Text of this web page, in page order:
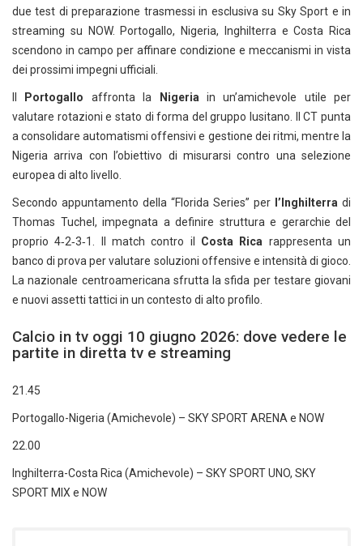
due test di preparazione trasmessi in esclusiva su Sky Sport e in
streaming su NOW. Portogallo, Nigeria, Inghilterra e Costa Rica
scendono in campo per affinare condizione e meccanismi in vista
dei prossimi impegni ufficiali.
Portogallo affronta la Nigeria in un’amichevole utile per
valutare rotazioni e stato di forma del gruppo lusitano. Il CT punta
a consolidare automatismi offensivi e gestione dei ritmi, mentre la
Nigeria arriva con l’obiettivo di misurarsi contro una selezione
europea di alto livello.
Secondo appuntamento della “Florida Series” per l’Inghilterra di
Thomas Tuchel, impegnata a definire struttura e gerarchie del
proprio 4‑2‑3‑1. Il match contro il Costa Rica rappresenta un
banco di prova per valutare soluzioni offensive e intensità di gioco.
La nazionale centroamericana sfrutta la sfida per testare giovani
e nuovi assetti tattici in un contesto di alto profilo.
Calcio in tv oggi 10 giugno 2026: dove vedere le
partite in diretta tv e streaming
21.45
Portogallo-Nigeria (Amichevole) – SKY SPORT ARENA e NOW
22.00
Inghilterra-Costa Rica (Amichevole) – SKY SPORT UNO, SKY
SPORT MIX e NOW